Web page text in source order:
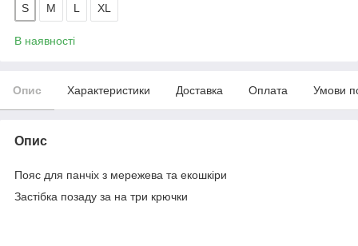
S M L XL
В наявності
Опис Характеристики Доставка Оплата Умови
Опис
Пояс для панчіх з мережева та екошкіри
Застібка позаду за на три крючки